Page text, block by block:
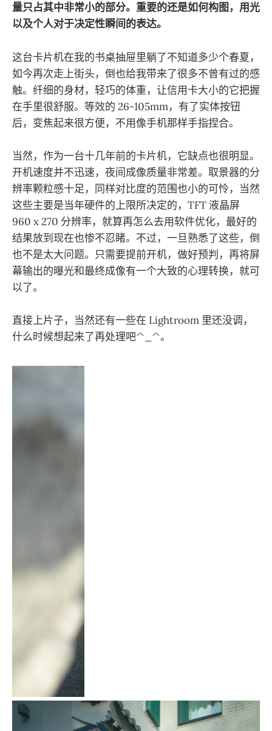
量只占其中非常小的部分。重要的还是如何构图，用光
以及个人对于决定性瞬间的表达。
这台卡片机在我的书桌抽屉里躺了不知道多少个春夏，
如今再次走上街头，倒也给我带来了很多不曾有过的感
触。纤细的身材，轻巧的体重，让信用卡大小的它把握
在手里很舒服。等效的 26-105mm，有了实体按钮
后，变焦起来很方便，不用像手机那样手指捏合。
当然，作为一台十几年前的卡片机，它缺点也很明显。
开机速度并不迅速，夜间成像质量非常差。取景器的分
辨率颗粒感十足，同样对比度的范围也小的可怜，当然
这些主要是当年硬件的上限所决定的，TFT 液晶屏
960 x 270 分辨率，就算再怎么去用软件优化，最好的
结果放到现在也惨不忍睹。不过，一旦熟悉了这些，倒
也不是太大问题。只需要提前开机，做好预判，再将屏
幕输出的曝光和最终成像有一个大致的心理转换，就可
以了。
直接上片子，当然还有一些在 Lightroom 里还没调，
什么时候想起来了再处理吧^_^。